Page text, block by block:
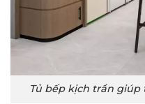
Tủ bếp kịch trần